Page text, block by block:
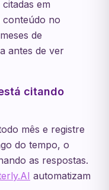
em
conteúdo no
de
antes de ver
citando
mês e registre
do tempo, o
as respostas.
automatizam